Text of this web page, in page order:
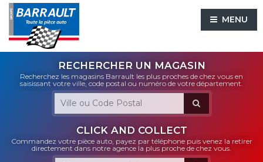
MENU
RECHERCHER UN MAGASIN
Recherchez les magasins Barrault les plus proches de chez vous en
saisissant votre ville, code postal ou numéro de votre département.
CLICK AND COLLECT
Commandez votre pièce auto, payez par téléphone puis venez la retirer
directement dans notre agence la plus proche de chez vous.